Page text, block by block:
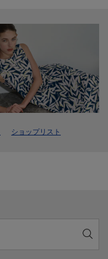
ショップリスト